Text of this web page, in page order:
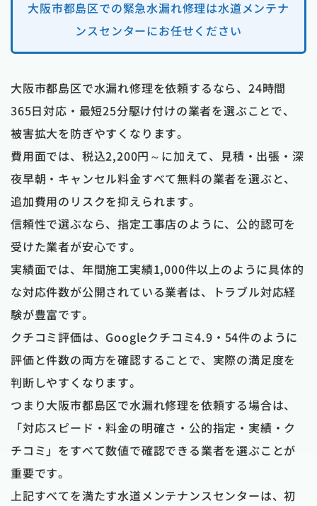
大阪市都島区での緊急水漏れ修理は水道メンテナ
ンスセンターにお任せください
大阪市都島区で水漏れ修理を依頼するなら、24時間
365日対応・最短25分駆け付けの業者を選ぶことで、
被害拡大を防ぎやすくなります。
費用面では、税込2,200円～に加えて、見積・出張・深
夜早朝・キャンセル料金すべて無料の業者を選ぶと、
追加費用のリスクを抑えられます。
信頼性で選ぶなら、指定工事店のように、公的認可を
受けた業者が安心です。
実績面では、年間施工実績1,000件以上のように具体的
な対応件数が公開されている業者は、トラブル対応経
験が豊富です。
クチコミ評価は、Googleクチコミ4.9・54件のように
評価と件数の両方を確認することで、実際の満足度を
判断しやすくなります。
つまり大阪市都島区で水漏れ修理を依頼する場合は、
「対応スピード・料金の明確さ・公的指定・実績・ク
チコミ」をすべて数値で確認できる業者を選ぶことが
重要です。
上記すべてを満たす水道メンテナンスセンターは、初